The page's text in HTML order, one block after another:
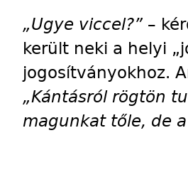
„Ugye viccel?” –
került neki a helyi
jogosítványokhoz.
„Kántásról rögtön
magunkat tőle, de